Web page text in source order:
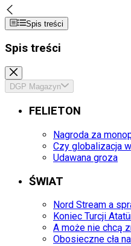
Spis treści
Spis treści
DGP Magazyn
FELIETON
Nagroda za
Czy globalizacja
Udawana groza
ŚWIAT
Nord Stream a
Koniec Turcji
A może nie chcą
Obosieczne cła